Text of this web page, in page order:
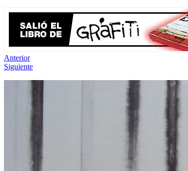
Anterior
Siguiente